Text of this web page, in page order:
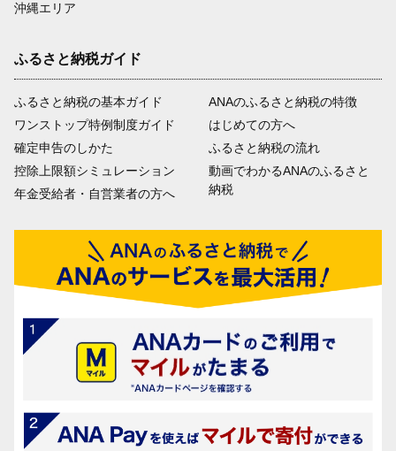
沖縄エリア
ふるさと納税ガイド
ふるさと納税の基本ガイド
ワンストップ特例制度ガイド
確定申告のしかた
控除上限額シミュレーション
年金受給者・自営業者の方へ
ANAのふるさと納税の特徴
はじめての方へ
ふるさと納税の流れ
動画でわかるANAのふるさと
納税